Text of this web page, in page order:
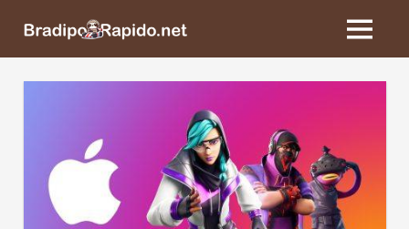
BradipoRapido.net
MENU